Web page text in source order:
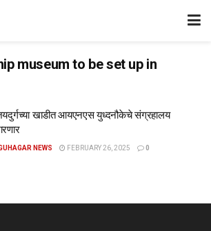
museum to be set up in
खाडीत आयएनएस युध्दनौकेचे संग्रहालय
NEWS FEBRUARY 26, 2025 0